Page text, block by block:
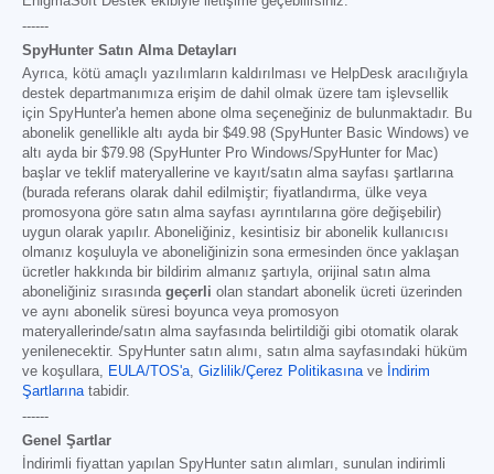
------
SpyHunter Satın Alma Detayları
Ayrıca, kötü amaçlı yazılımların kaldırılması ve HelpDesk aracılığıyla
destek departmanımıza erişim de dahil olmak üzere tam işlevsellik
için SpyHunter'a hemen abone olma seçeneğiniz de bulunmaktadır. Bu
abonelik genellikle altı ayda bir $49.98 (SpyHunter Basic Windows) ve
altı ayda bir $79.98 (SpyHunter Pro Windows/SpyHunter for Mac)
başlar ve teklif materyallerine ve kayıt/satın alma sayfası şartlarına
(burada referans olarak dahil edilmiştir; fiyatlandırma, ülke veya
promosyona göre satın alma sayfası ayrıntılarına göre değişebilir)
uygun olarak yapılır. Aboneliğiniz, kesintisiz bir abonelik kullanıcısı
olmanız koşuluyla ve aboneliğinizin sona ermesinden önce yaklaşan
ücretler hakkında bir bildirim almanız şartıyla, orijinal satın alma
aboneliğiniz sırasında geçerli olan standart abonelik ücreti üzerinden
ve aynı abonelik süresi boyunca veya promosyon
materyallerinde/satın alma sayfasında belirtildiği gibi otomatik olarak
yenilenecektir. SpyHunter satın alımı, satın alma sayfasındaki hüküm
ve koşullara,
EULA/TOS'a Gizlilik/Çerez Politikasına ve İndirim
Şartlarına tabidir.
------
Genel Şartlar
İndirimli fiyattan yapılan SpyHunter satın alımları, sunulan indirimli